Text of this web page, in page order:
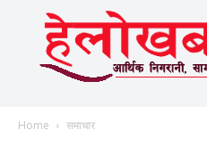
Home समाचार